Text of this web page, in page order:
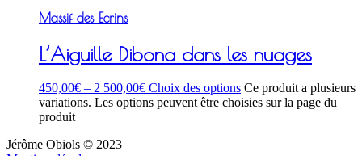
Massif des Ecrins
L’Aiguille Dibona dans les nuages
450,00€ – 2 500,00€ Choix des options Ce produit a plusieurs
variations. Les options peuvent être choisies sur la page du
produit
Jérôme Obiols © 2023